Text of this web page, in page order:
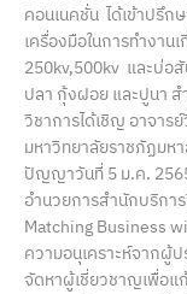
คอนเนคชั่น ได้เข้าปรึก
เครื่องมือในการทำงา
250kv,500kv และบ่อ
ปลา กุ้งฝอย และปูนา
วิชาการได้เชิญ อาจาร
มหาวิทยาลัยราชภัฏมห
ปัญญาวันที่ 5 ม.ค.
อำนวยการสำนักบริกา
Matching Business
ความอนุเคราะห์จากผู้
จัดหาผู้เชี่ยวชาญเพื่อ